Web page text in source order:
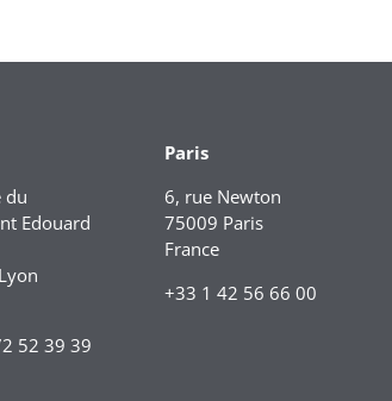
du
Edouard
52 39 39
Paris
6, rue Newton
75009 Paris
France
+33 1 42 56 66 00